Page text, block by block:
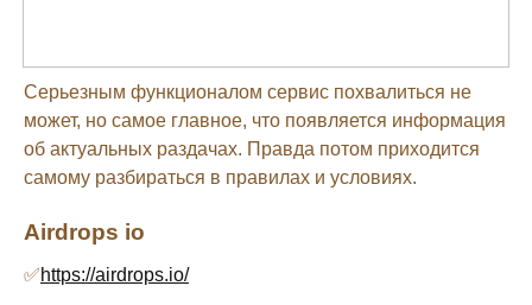
Серьезным функционалом сервис похвалиться не
может, но самое главное, что появляется информация
об актуальных раздачах. Правда потом приходится
самому разбираться в правилах и условиях.
Airdrops io
✅https://airdrops.io/